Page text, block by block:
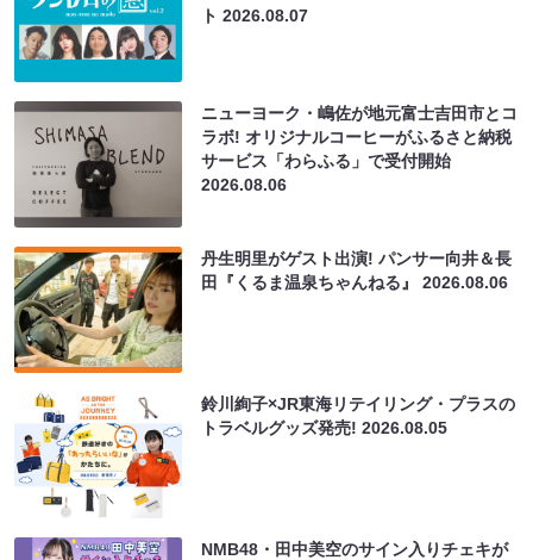
ト2026.08.07
ニューヨーク・嶋佐が地元富士吉田市とコ
ラボ! オリジナルコーヒーがふるさと納税
サービス「わらふる」で受付開始
2026.08.06
丹生明里がゲスト出演! パンサー向井＆長
田『くるま温泉ちゃんねる』2026.08.06
鈴川絢子×JR東海リテイリング・プラスの
トラベルグッズ発売!2026.08.05
NMB48・田中美空のサイン入りチェキが